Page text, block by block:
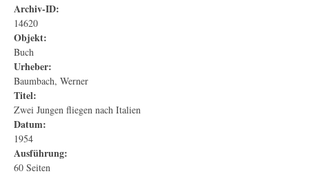
Archiv-ID:
14620
Objekt:
Buch
Urheber:
Baumbach, Werner
Titel:
Zwei Jungen fliegen nach Italien
Datum:
1954
Ausführung:
60 Seiten